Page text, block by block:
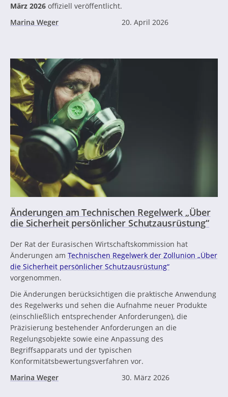
März 2026 offiziell veröffentlicht.
Marina Weger
20. April 2026
Änderungen am Technischen Regelwerk „Über
die Sicherheit persönlicher Schutzausrüstung“
Der Rat der Eurasischen Wirtschaftskommission hat
Änderungen am Technischen Regelwerk der Zollunion „Über
die Sicherheit persönlicher Schutzausrüstung“
vorgenommen.
Die Änderungen berücksichtigen die praktische Anwendung
des Regelwerks und sehen die Aufnahme neuer Produkte
(einschließlich entsprechender Anforderungen), die
Präzisierung bestehender Anforderungen an die
Regelungsobjekte sowie eine Anpassung des
Begriffsapparats und der typischen
Konformitätsbewertungsverfahren vor.
Marina Weger
30. März 2026